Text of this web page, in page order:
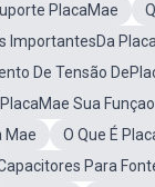
PlacaMae
ImportantesDa
De Tensão
PlacaMae Sua Funçao
Mae
O Que É
Para